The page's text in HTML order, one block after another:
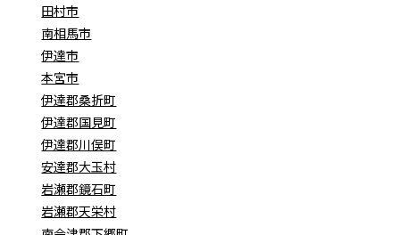
田村市
南相馬市
伊達市
本宮市
伊達郡桑折町
伊達郡国見町
伊達郡川俣町
安達郡大玉村
岩瀬郡鏡石町
岩瀬郡天栄村